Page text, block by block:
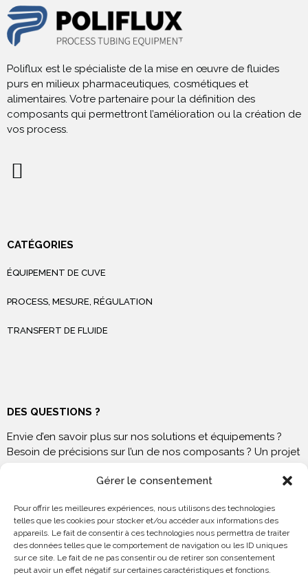
Gérer le consentement
Pour offrir les meilleures expériences, nous utilisons des technologies
telles que les cookies pour stocker et/ou accéder aux informations des
appareils. Le fait de consentir à ces technologies nous permettra de traiter
des données telles que le comportement de navigation ou les ID uniques
sur ce site. Le fait de ne pas consentir ou de retirer son consentement
peut avoir un effet négatif sur certaines caractéristiques et fonctions.
Poliflux est le spécialiste de la mise en œuvre de fluides
purs en milieux pharmaceutiques, cosmétiques et
alimentaires. Votre partenaire pour la définition des
composants qui permettront l’amélioration ou la création de
vos process.
CATÉGORIES
ÉQUIPEMENT DE CUVE
PROCESS, MESURE, RÉGULATION
TRANSFERT DE FLUIDE
DES QUESTIONS ?
Envie d’en savoir plus sur nos solutions et équipements ?
Besoin de précisions sur l’un de nos composants ? Un projet
NOUS RENDRE VISITE